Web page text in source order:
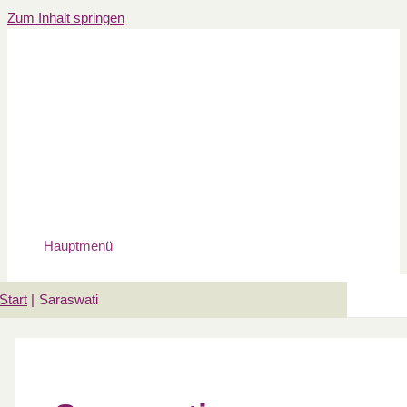
Zum Inhalt springen
Hauptmenü
Start Saraswati